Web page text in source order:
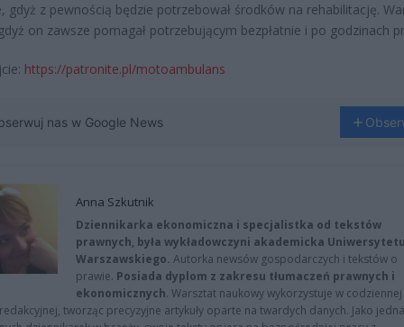
gdyż z pewnością będzie potrzebował środków na rehabilitację.
on zawsze pomagał potrzebującym bezpłatnie i po godzinach
https://patronite.pl/motoambulans
nas w Google News
Anna Szkutnik
Dziennikarka ekonomiczna i specjalistka od tekstów
prawnych, była wykładowczyni akademicka
Warszawskiego. Autorka newsów gospodarczych i tekstów o
prawie. Posiada dyplom z zakresu tłumaczeń prawnych i
ekonomicznych. Warsztat naukowy wykorzystuje w codziennej
tworząc precyzyjne artykuły oparte na twardych danych. Jako